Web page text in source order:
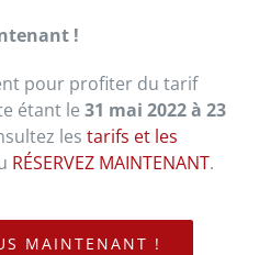
!
pour profiter du tarif
étant le 31 mai 2022 à 23
les tarifs et les
RÉSERVEZ MAINTENANT.
MAINTENANT !